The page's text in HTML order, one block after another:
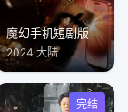
魔幻手机短剧版
2024 大陆
完结